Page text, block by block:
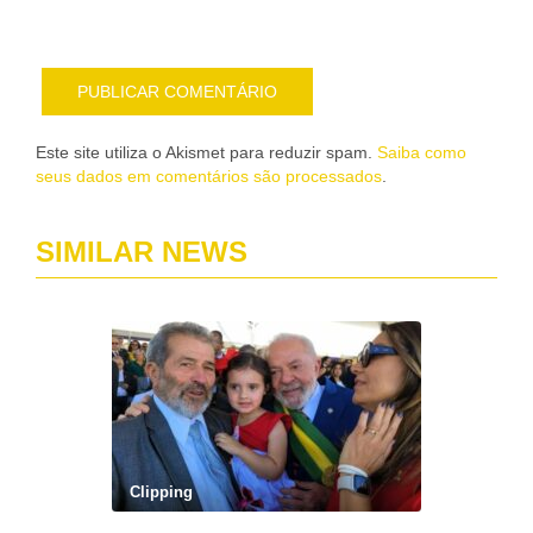
Este site utiliza o Akismet para reduzir spam. Saiba como
seus dados em comentários são processados
SIMILAR NEWS
Clipping